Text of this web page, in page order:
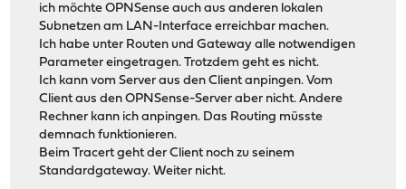
ich möchte OPNSense auch aus anderen lokalen
Subnetzen am LAN-Interface erreichbar machen.
Ich habe unter Routen und Gateway alle notwendigen
Parameter eingetragen. Trotzdem geht es nicht.
Ich kann vom Server aus den Client anpingen. Vom
Client aus den OPNSense-Server aber nicht. Andere
Rechner kann ich anpingen. Das Routing müsste
demnach funktionieren.
Beim Tracert geht der Client noch zu seinem
Standardgateway. Weiter nicht.